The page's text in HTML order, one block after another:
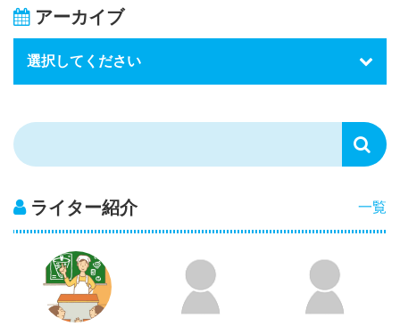
アーカイブ
一覧
ライター紹介